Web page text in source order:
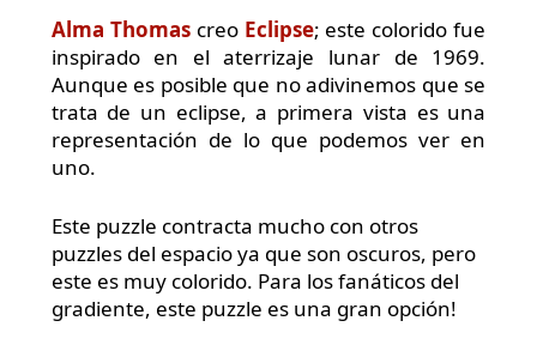
Alma Thomascreo Eclipse; este colorido fue
inspirado en el aterrizaje lunar de 1969.
Aunque es posible que no adivinemos que se
trata de un eclipse, a primera vista es una
representación de lo que podemos ver en
uno.
Este puzzle contracta mucho con otros
puzzles del espacio ya que son oscuros, pero
este es muy colorido. Para los fanáticos del
gradiente, este puzzle es una gran opción!